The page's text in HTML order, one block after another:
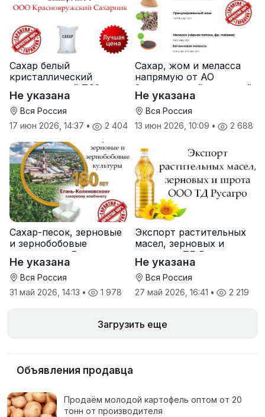
Сахар белый
кристаллический
свекловичный ТС2 от
производителя
Не указана
Вся Россия
17 июн 2026, 14:37 • 2 404
Сахар, жом и меласса
напрямую от АО
Земетчинский сахарный
завод
Не указана
Вся Россия
13 июн 2026, 10:09 • 2 688
Сахар-песок, зерновые
и зернобобовые
культуры от Елань-
Коленовский СЗ
Не указана
Вся Россия
31 май 2026, 14:13 • 1 978
Экспорт растительных
масел, зерновых и
шрота от ТД Русагро
Не указана
Вся Россия
27 май 2026, 16:41 • 2 219
Загрузить еще
Объявления продавца
Продаём молодой картофель оптом от 20
тонн от производителя